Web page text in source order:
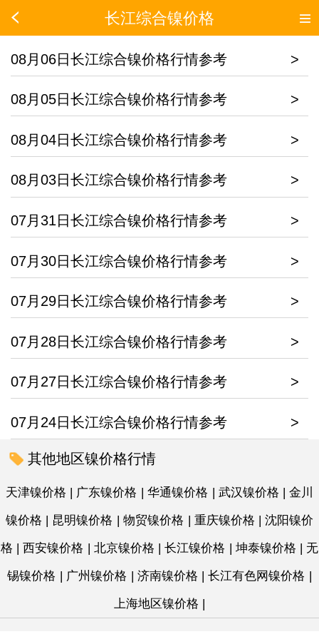
长江综合镍价格
08月06日长江综合镍价格行情参考 >
08月05日长江综合镍价格行情参考 >
08月04日长江综合镍价格行情参考 >
08月03日长江综合镍价格行情参考 >
07月31日长江综合镍价格行情参考 >
07月30日长江综合镍价格行情参考 >
07月29日长江综合镍价格行情参考 >
07月28日长江综合镍价格行情参考 >
07月27日长江综合镍价格行情参考 >
07月24日长江综合镍价格行情参考 >
其他地区镍价格行情
天津镍价格 | 广东镍价格 | 华通镍价格 | 武汉镍价格 | 金川
镍价格 | 昆明镍价格 | 物贸镍价格 | 重庆镍价格 | 沈阳镍价
格 | 西安镍价格 | 北京镍价格 | 长江镍价格 | 坤泰镍价格 | 无
锡镍价格 | 广州镍价格 | 济南镍价格 | 长江有色网镍价格 |
上海地区镍价格 |